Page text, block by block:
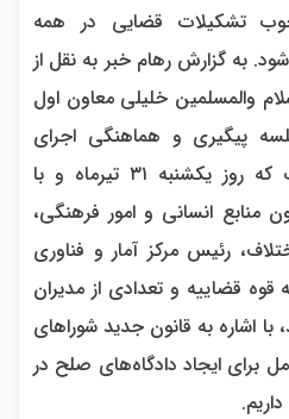
تشکیلات قضایی در همه
به گزارش رهام خبر به نقل از
والمسلمین خلیلی معاون اول
پیگیری و هماهنگی اجرای
قانون شورا‌های حل اختلاف که روز یکشنبه ۳۱ تیرماه و با
منابع انسانی و امور فرهنگی،
رئیس مرکز آمار و فناوری
قضاییه و تعدادی از مدیران
با اشاره به قانون جدید شورا‌های
برای ایجاد دادگاه‌های صلح در